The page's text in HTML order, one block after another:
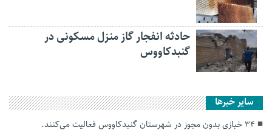
حادثه انفجار گاز منزل مسکونی در
گنبدکاووس
سایر خبرها
۳۴ خبازی بدون مجوز در شهرستان گنبدکاووس فعالیت می‌کنند.